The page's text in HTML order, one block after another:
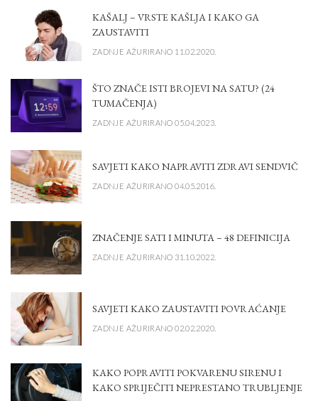
KAŠALJ – VRSTE KAŠLJA I KAKO GA
ZAUSTAVITI
ZADNJE AŽURIRANO 11.02.2020.
ŠTO ZNAČE ISTI BROJEVI NA SATU? (24
TUMAČENJA)
ZADNJE AŽURIRANO 05.04.2023.
SAVJETI KAKO NAPRAVITI ZDRAVI SENDVIČ
ZADNJE AŽURIRANO 04.05.2016.
ZNAČENJE SATI I MINUTA – 48 DEFINICIJA
ZADNJE AŽURIRANO 31.10.2022.
SAVJETI KAKO ZAUSTAVITI POVRAĆANJE
ZADNJE AŽURIRANO 02.02.2020.
KAKO POPRAVITI POKVARENU SIRENU I
KAKO SPRIJEČITI NEPRESTANO TRUBLJENJE